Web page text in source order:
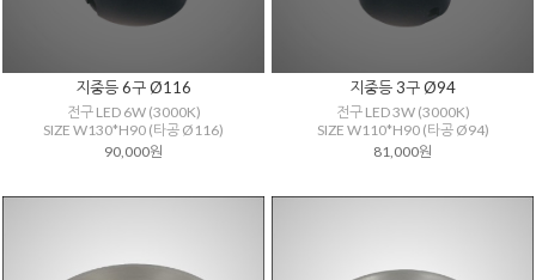
지중등 6구 Ø116
전구 LED 6W (3000K)
SIZE W130*H90 (타공 Ø116)
90,000원
지중등 3구 Ø94
전구 LED 3W (3000K)
SIZE W110*H90 (타공 Ø94)
81,000원